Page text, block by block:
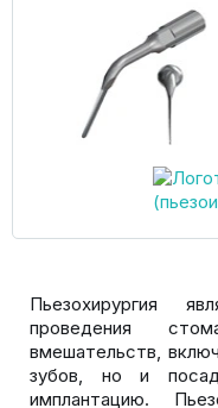
Пьезохирургия
проведения
вмешательств,
зубов, но и
имплантацию.